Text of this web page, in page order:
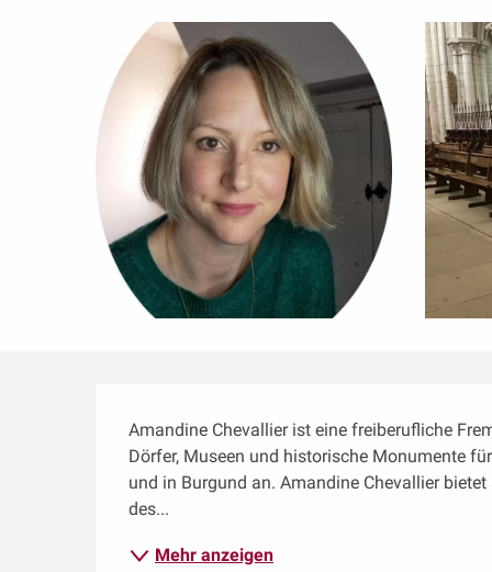
Beschreibung
Amandine Chevallier ist eine freiberufliche
Dörfer, Museen und historische Monumente
und in Burgund an. Amandine Chevallier
des...
Mehr anzeigen